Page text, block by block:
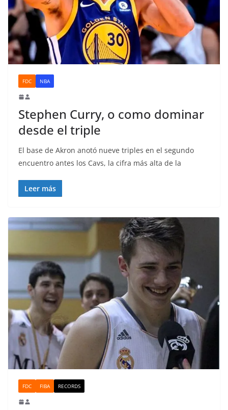
FDC NBA
Stephen Curry, o como dominar
desde el triple
El base de Akron anotó nueve triples en el segundo
encuentro antes los Cavs, la cifra más alta de la
Leer más
FDC FIBA RECORDS